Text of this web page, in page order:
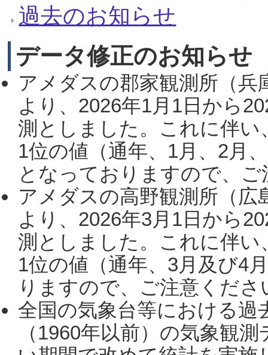
過去のお知らせ
データ修正のお知らせ
アメダスの郡家観測所（
より、2026年1月1日から
測としました。これに伴い
1位の値（通年、1月、2月
となっておりますので、
アメダスの高野観測所（
より、2026年3月1日から
測としました。これに伴い
1位の値（通年、3月及び4
りますので、ご注意くだ
全国の気象台等における過
（1960年以前）の気象観